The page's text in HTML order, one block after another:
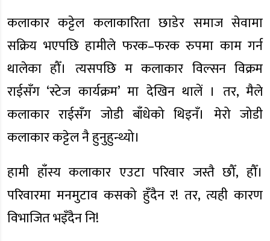
कलाकार कट्टेल कलाकारिता छाडेर समाज सेवामा
सक्रिय भएपछि हामीले फरक–फरक रुपमा काम गर्न
थालेका हौँ। त्यसपछि म कलाकार विल्सन विक्रम
राईसँग ‘स्टेज कार्यक्रम’ मा देखिन थालें । तर, मैले
कलाकार राईसँग जोडी बाँधेको थिइनँ। मेरो जोडी
कलाकार कट्टेल नै हुनुहुन्थ्यो।
हामी हाँस्य कलाकार एउटा परिवार जस्तै छौँ, हौँ।
परिवारमा मनमुटाव कसको हुँदैन र! तर, त्यही कारण
विभाजित भइँदैन नि!